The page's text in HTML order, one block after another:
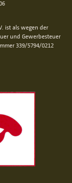
ist als wegen der
und Gewerbesteuer
339/5794/0212